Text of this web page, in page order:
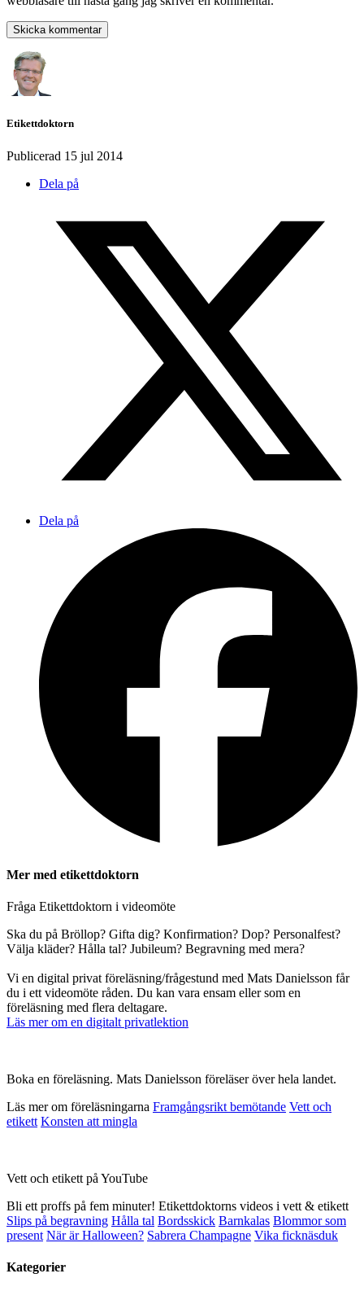
Etikettdoktorn
Publicerad 15 jul 2014
Dela på
Dela på
Mer med etikettdoktorn
Fråga Etikettdoktorn i videomöte
Ska du på Bröllop? Gifta dig? Konfirmation? Dop? Personalfest?
Välja kläder? Hålla tal? Jubileum? Begravning med mera?
Vi en digital privat föreläsning/frågestund med Mats Danielsson får
du i ett videomöte råden. Du kan vara ensam eller som en
föreläsning med flera deltagare.
Läs mer om en digitalt privatlektion
Boka en föreläsning. Mats Danielsson föreläser över hela landet.
Läs mer om föreläsningarna Framgångsrikt bemötande Vett och
etikett Konsten att mingla
Vett och etikett på YouTube
Bli ett proffs på fem minuter! Etikettdoktorns videos i vett & etikett
Slips på begravning Hålla tal Bordsskick Barnkalas Blommor som
present När är Halloween? Sabrera Champagne Vika ficknäsduk
Kategorier